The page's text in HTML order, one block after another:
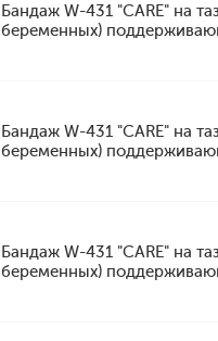
Бандаж W-431 "CARE" на
беременных)
Бандаж W-431 "CARE" на
беременных)
Бандаж W-431 "CARE" на
беременных)